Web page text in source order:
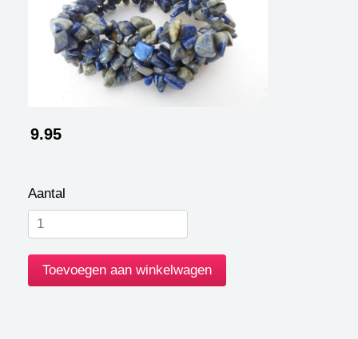
9.95
Aantal